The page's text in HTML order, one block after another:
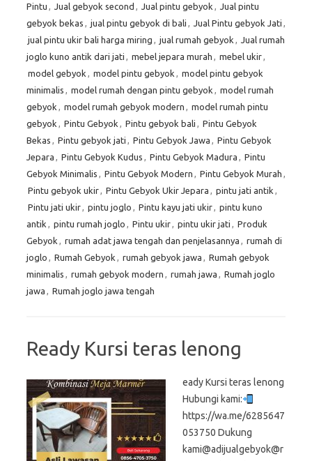
Pintu , Jual gebyok second , Jual pintu gebyok , Jual pintu
gebyok bekas , jual pintu gebyok di bali , Jual Pintu gebyok Jati ,
jual pintu ukir bali harga miring , jual rumah gebyok , Jual rumah
joglo kuno antik dari jati , mebel jepara murah , mebel ukir,
model gebyok , model pintu gebyok , model pintu gebyok
minimalis , model rumah dengan pintu gebyok , model rumah
gebyok , model rumah gebyok modern , model rumah pintu
gebyok , Pintu Gebyok , Pintu gebyok bali , Pintu Gebyok
Bekas , Pintu gebyok jati , Pintu Gebyok Jawa , Pintu Gebyok
Jepara , Pintu Gebyok Kudus , Pintu Gebyok Madura , Pintu
Gebyok Minimalis , Pintu Gebyok Modern , Pintu Gebyok Murah ,
Pintu gebyok ukir, Pintu Gebyok Ukir Jepara , pintu jati antik ,
Pintu jati ukir, pintu joglo , Pintu kayu jati ukir, pintu kuno
antik , pintu rumah joglo , Pintu ukir, pintu ukir jati , Produk
Gebyok , rumah adat jawa tengah dan penjelasannya , rumah di
joglo , Rumah Gebyok , rumah gebyok jawa , Rumah gebyok
minimalis , rumah gebyok modern , rumah jawa , Rumah joglo
jawa , Rumah joglo jawa tengah
Ready Kursi teras lenong
eady Kursi teras lenong
Hubungi kami:
https://wa.me/6285647
053750 Dukung
kami@adijualgebyok@r